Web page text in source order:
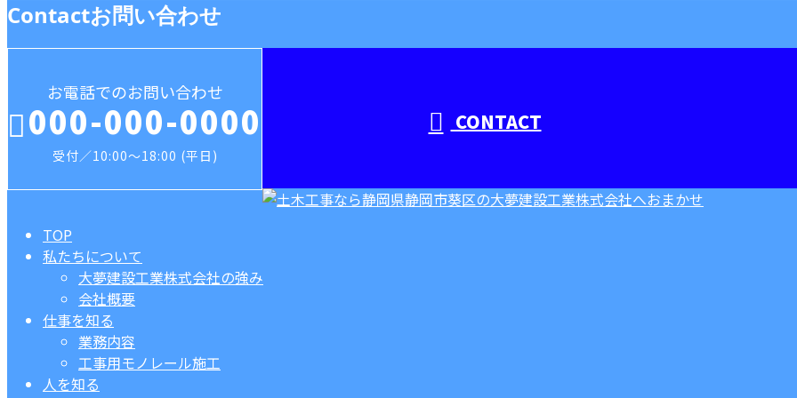
Contactお問い合わせ
お電話でのお問い合わせ
000-000-0000
受付／10:00～18:00 (平日)
CONTACT
TOP
私たちについて
大夢建設工業株式会社の強み
会社概要
仕事を知る
業務内容
工事用モノレール施工
人を知る